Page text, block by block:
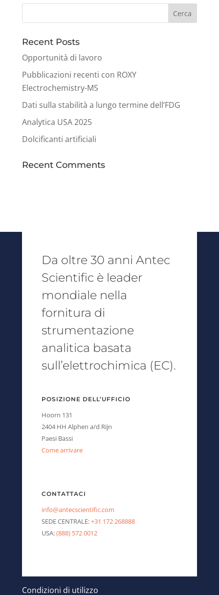
Recent Posts
Opportunità di lavoro
Pubblicazioni recenti con ROXY
Electrochemistry-MS
Dati sulla stabilità a lungo termine dell’FDG
Analytica USA 2025
Dolcificanti artificiali
Recent Comments
Da oltre 30 anni Antec
Scientific è leader
mondiale nella
fornitura di
strumentazione
analitica basata
sull’elettrochimica (EC).
POSIZIONE DELL’UFFICIO
Hoorn 131
2404 HH Alphen a/d Rijn
Paesi Bassi
Come arrivare
CONTATTACI
info@antecscientific.com
SEDE CENTRALE:+31 172 268888
USA:(888) 572 0012
Condizioni di utilizzo